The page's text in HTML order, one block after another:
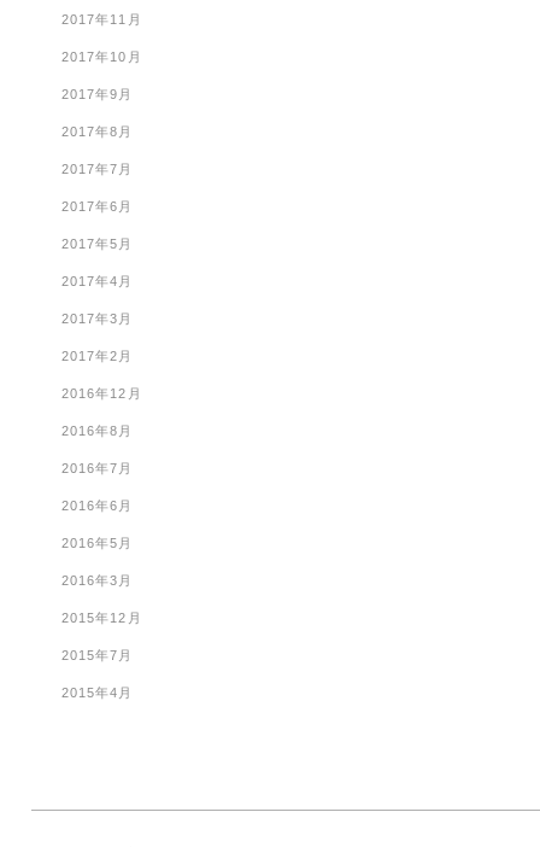
2017年11月
2017年10月
2017年9月
2017年8月
2017年7月
2017年6月
2017年5月
2017年4月
2017年3月
2017年2月
2016年12月
2016年8月
2016年7月
2016年6月
2016年5月
2016年3月
2015年12月
2015年7月
2015年4月